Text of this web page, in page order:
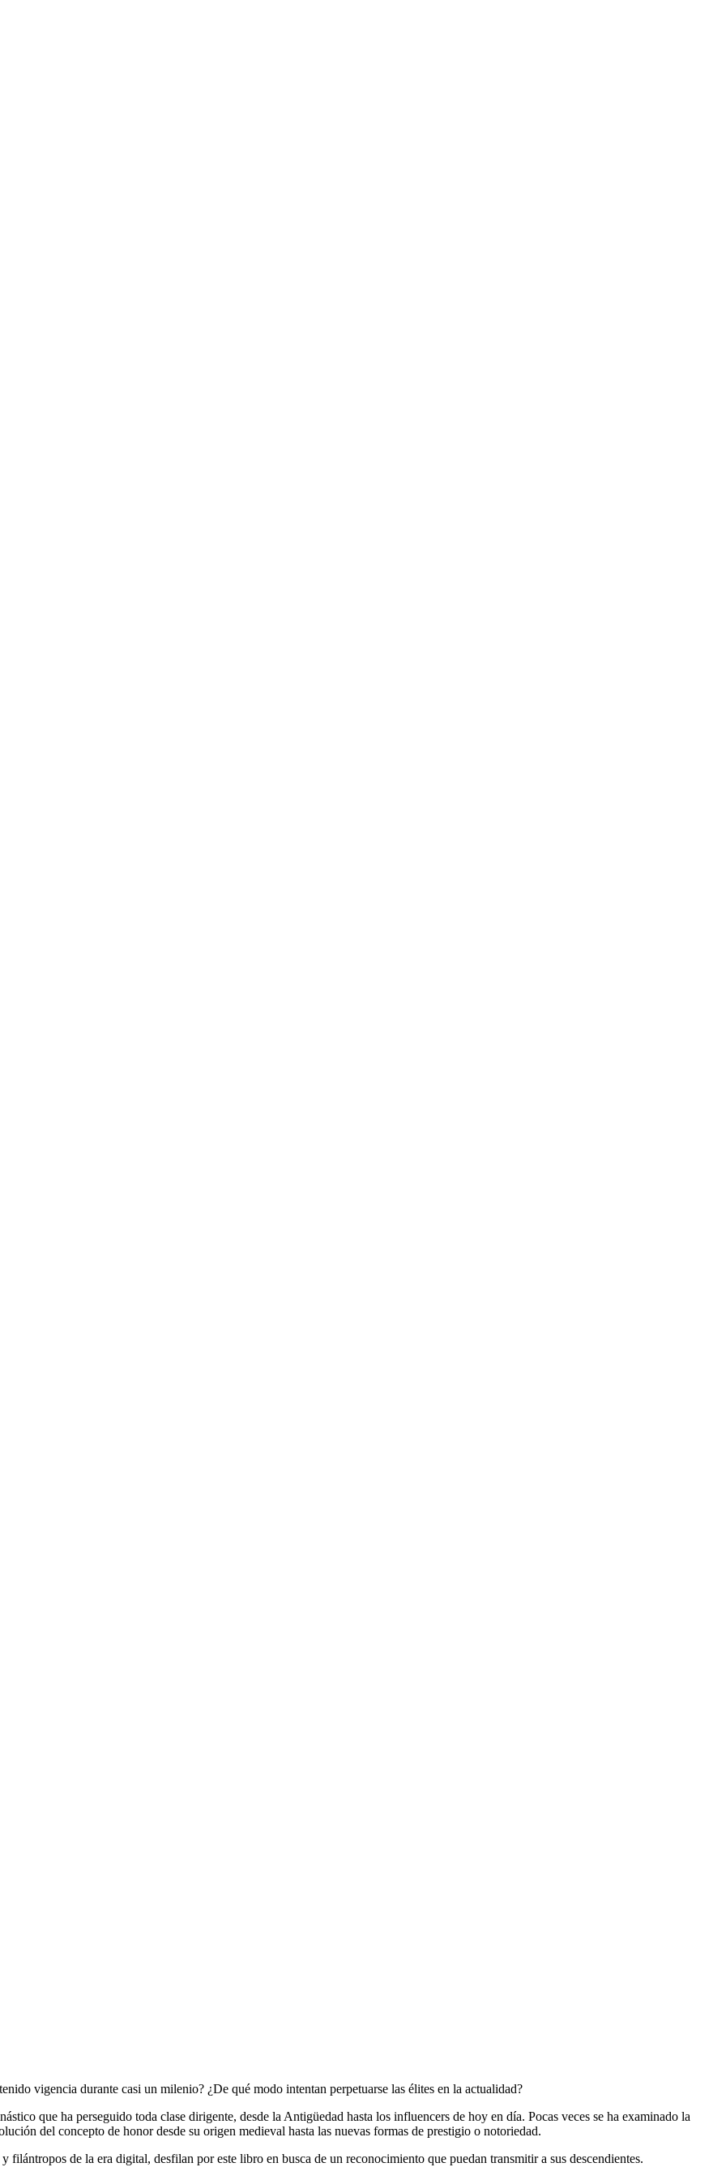
vigencia durante casi un milenio? ¿De qué modo intentan perpetuarse las élites en la actualidad?
que ha perseguido toda clase dirigente, desde la Antigüedad hasta los influencers de hoy en día. Pocas veces se ha examinado la
del concepto de honor desde su origen medieval hasta las nuevas formas de prestigio o notoriedad.
filántropos de la era digital, desfilan por este libro en busca de un reconocimiento que puedan transmitir a sus descendientes.